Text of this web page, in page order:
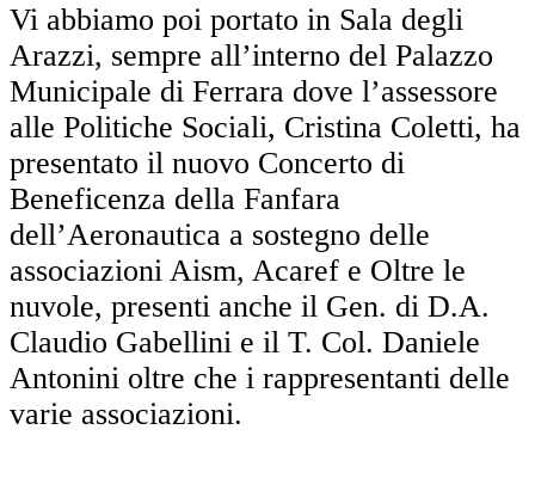
Vi abbiamo poi portato in Sala degli
Arazzi, sempre all’interno del Palazzo
Municipale di Ferrara dove l’assessore
alle Politiche Sociali, Cristina Coletti, ha
presentato il nuovo Concerto di
Beneficenza della Fanfara
dell’Aeronautica a sostegno delle
associazioni Aism, Acaref e Oltre le
nuvole, presenti anche il Gen. di D.A.
Claudio Gabellini e il T. Col. Daniele
Antonini oltre che i rappresentanti delle
varie associazioni.